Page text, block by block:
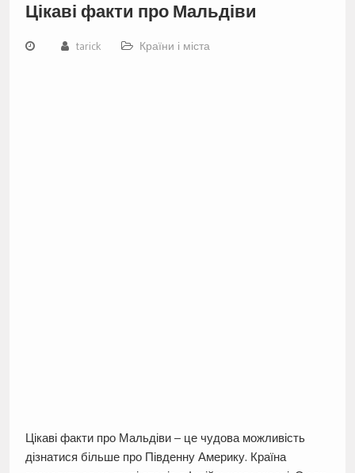
Цікаві факти про Мальдіви
tarick Країни і міста
Цікаві факти про Мальдіви – це чудова можливість
дізнатися більше про Південну Америку. Країна